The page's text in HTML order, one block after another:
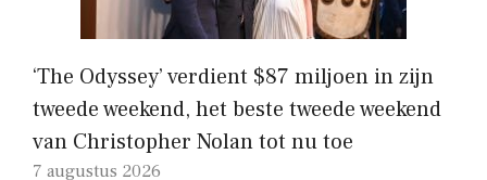
‘The Odyssey’ verdient $87 miljoen in zijn
tweede weekend, het beste tweede weekend
van Christopher Nolan tot nu toe
7 augustus 2026